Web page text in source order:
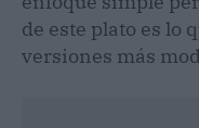
de este plato es lo
versiones más